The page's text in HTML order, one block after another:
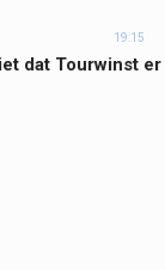
19:15
dat Tourwinst er